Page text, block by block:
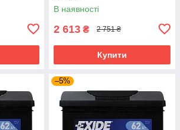
В наявності
2 613 ₴ 2 751 ₴
Купити
–5%